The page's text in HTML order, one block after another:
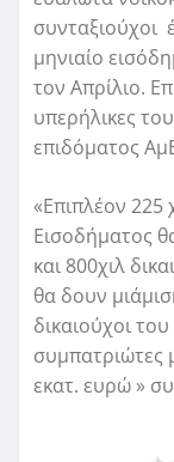
συνταξιούχοι
μηνιαίο
τον Απρίλιο.
υπερήλικες
επιδόματος
«Επιπλέον 225
Εισοδήματος
και 800χιλ
θα δουν
δικαιούχοι
συμπατριώτες
εκατ. ευρώ »